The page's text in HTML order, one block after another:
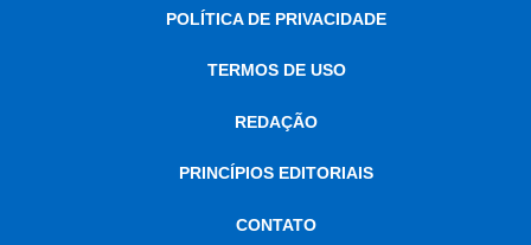
POLÍTICA DE PRIVACIDADE
TERMOS DE USO
REDAÇÃO
PRINCÍPIOS EDITORIAIS
CONTATO